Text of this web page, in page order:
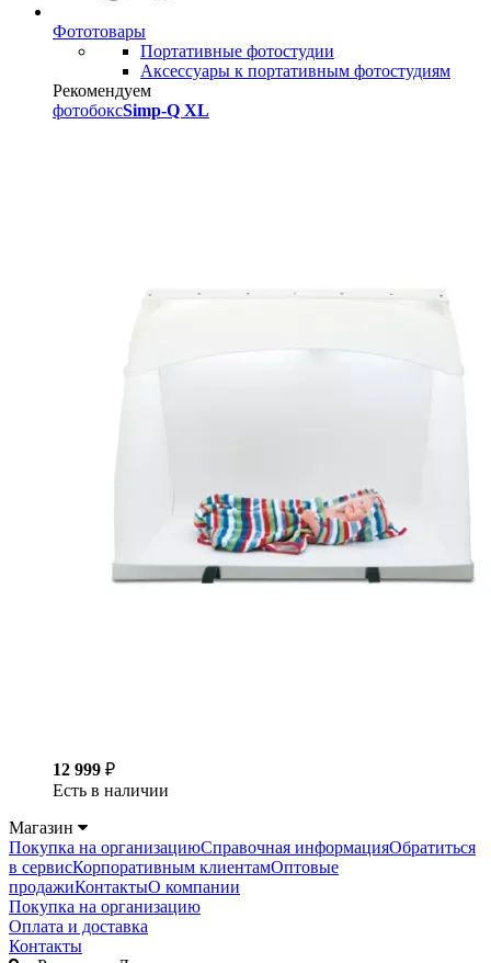
Фототовары
Портативные фотостудии
Аксессуары к портативным фотостудиям
Рекомендуем
фотобоксSimp-Q XL
12 999 ₽
Есть в наличии
Магазин
Покупка на организациюСправочная информацияОбратиться
в сервисКорпоративным клиентамОптовые
продажиКонтактыО компании
Покупка на организацию
Оплата и доставка
Контакты